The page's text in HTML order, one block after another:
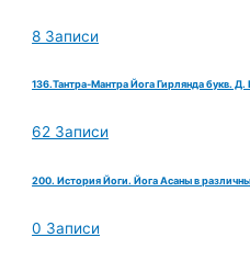
8 Записи
136.Тантра-Мантра Йога Гирлянда букв.
62 Записи
200. История Йоги. Йога Асаны в
0 Записи